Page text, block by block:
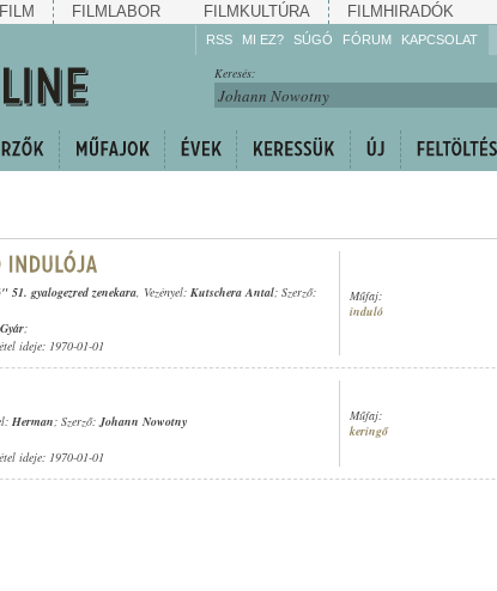
FILMLABOR FILMKULTÚRA FILMHIRADÓK
RSS MI EZ? SÚGÓ
Gyarapítsa!
Kövesse!
FÓRUM KAPCSOLAT
Keresés:
51. gyalogezred zenekara, Vezényel: Kutschera Antal; Szerző:
;
ideje: 1970-01-01
Műfaj:
induló
Herman; Szerző:Johann Nowotny
ideje: 1970-01-01
Műfaj:
keringő